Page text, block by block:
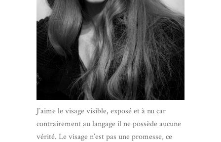
J’aime le visage visible, exposé et à nu car
contrairement au langage il ne possède aucune
vérité. Le visage n’est pas une promesse, ce